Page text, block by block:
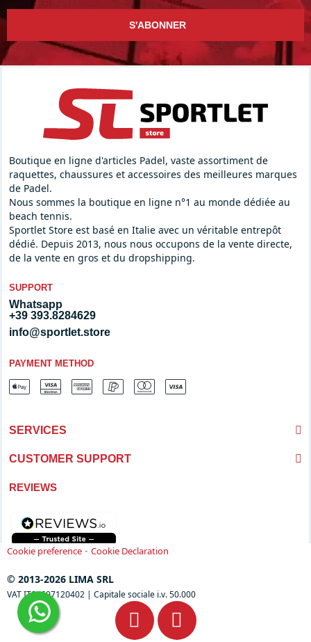
S'ABONNER
Boutique en ligne d'articles Padel, vaste assortiment de
raquettes, chaussures et accessoires des meilleures marques
de Padel.
Nous sommes la boutique en ligne n°1 au monde dédiée au
beach tennis.
Sportlet Store est basé en Italie avec un véritable entrepôt
dédié. Depuis 2013, nous nous occupons de la vente directe,
de la vente en gros et du dropshipping.
SUPPORT
Whatsapp
+39 393.8284629
info@sportlet.store
PAYMENT METHOD
SERVICES
CUSTOMER SUPPORT
REVIEWS
Cookie preference - Cookie Declaration
© 2013-2026 LIMA SRL
VAT IT04697120402 | Capitale sociale i.v. 50.000